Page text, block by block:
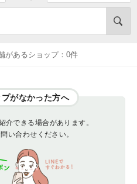
があるショップ：0件
がなかった方へ
介できる場合があります。
い合わせください。